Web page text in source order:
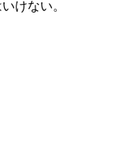
けない。